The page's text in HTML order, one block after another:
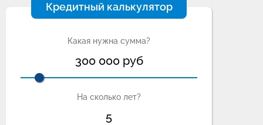
Кредитный калькулятор
Какая нужна сумма?
300 000руб
На сколько лет?
5